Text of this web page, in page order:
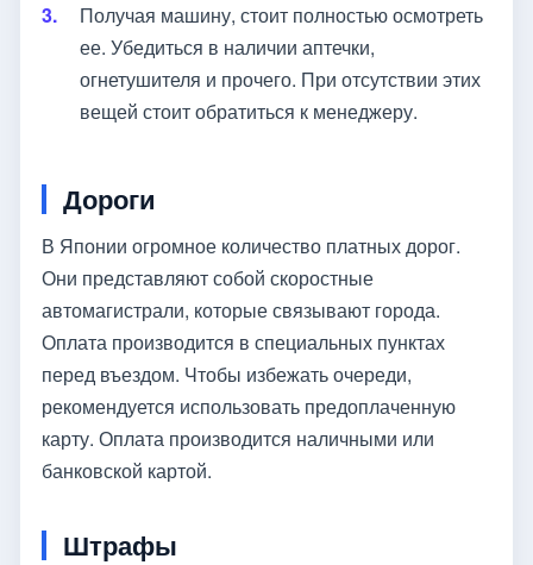
Получая машину, стоит полностью осмотреть
ее. Убедиться в наличии аптечки,
огнетушителя и прочего. При отсутствии этих
вещей стоит обратиться к менеджеру.
Дороги
В Японии огромное количество платных дорог.
Они представляют собой скоростные
автомагистрали, которые связывают города.
Оплата производится в специальных пунктах
перед въездом. Чтобы избежать очереди,
рекомендуется использовать предоплаченную
карту. Оплата производится наличными или
банковской картой.
Штрафы